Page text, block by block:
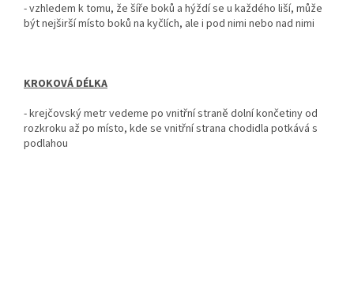
- vzhledem k tomu, že šíře boků a hýždí se u každého liší, může
být nejširší místo boků na kyčlích, ale i pod nimi nebo nad nimi
KROKOVÁ DÉLKA
-krejčovský metr vedeme po vnitřní straně dolní končetiny od
rozkroku až po místo, kde se vnitřní strana chodidla potkává s
podlahou